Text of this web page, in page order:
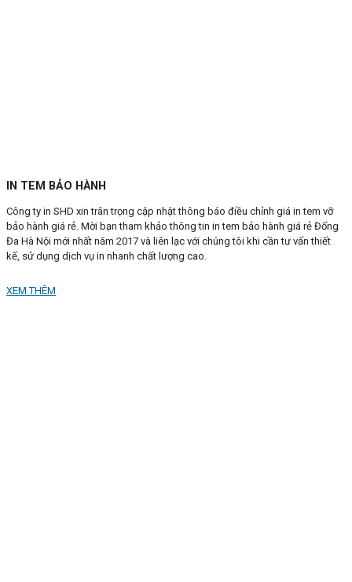
IN TEM BẢO HÀNH
Công ty in SHD xin trân trọng cập nhật thông báo điều chỉnh giá in tem vỡ
bảo hành giá rẻ. Mời bạn tham khảo thông tin in tem bảo hành giá rẻ Đống
Đa Hà Nội mới nhất năm 2017 và liên lạc với chúng tôi khi cần tư vấn thiết
kế, sử dụng dịch vụ in nhanh chất lượng cao.
XEM THÊM